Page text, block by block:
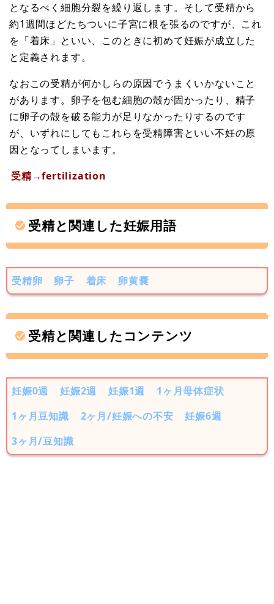
となるべく細胞分裂を繰り返します。そして受精から
約1週間ほどたちついに子宮に根を張るのですが、これ
を「着床」といい、このときに初めて妊娠が成立した
と定義されます。
なおこの受精が何かしらの原因でうまくいかないこと
があります。卵子を包む細胞の殻が固かったり、精子
に卵子の殻を破る能力が足りなかったりするのです
が、いずれにしてもこれらを受精障害といい不妊の原
因となってしまいます。
受精→fertilization
受精と関連した妊娠用語
受精卵 卵子 着床 卵黄嚢
受精と関連したコンテンツ
妊娠0週 妊娠2週 妊娠1週
1ヶ月母体症状
1ヶ月豆知識
2ヶ月/妊娠への不安
妊娠6週
3ヶ月/豆知識